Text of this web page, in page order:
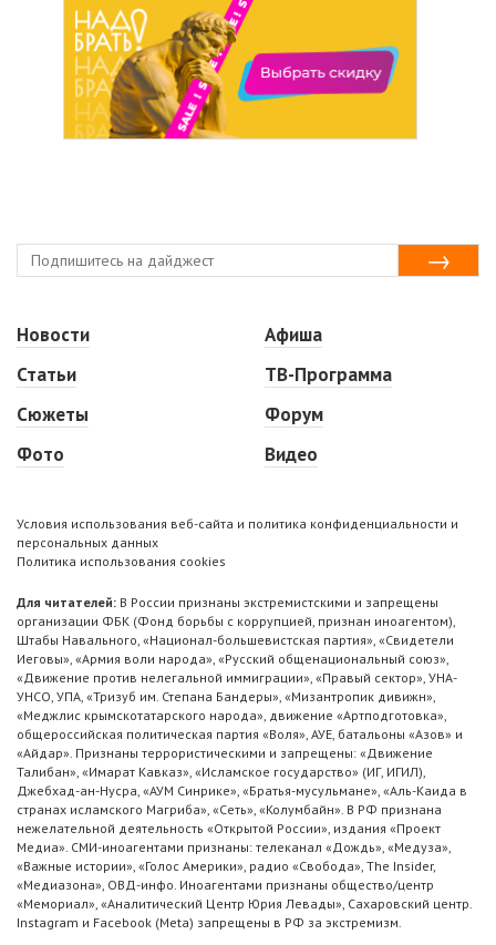
Новости
Статьи
Сюжеты
Фото
Афиша
ТВ-Программа
Форум
Видео
Условия использования веб-сайта и политика конфиденциальности и
персональных данных
Политика использования cookies
Для читателей: В России признаны экстремистскими и запрещены
организации ФБК (Фонд борьбы с коррупцией, признан иноагентом),
Штабы Навального, «Национал-большевистская партия», «Свидетели
Иеговы», «Армия воли народа», «Русский общенациональный союз»,
«Движение против нелегальной иммиграции», «Правый сектор», УНА-
УНСО, УПА, «Тризуб им. Степана Бандеры», «Мизантропик дивижн»,
«Меджлис крымскотатарского народа», движение «Артподготовка»,
общероссийская политическая партия «Воля», АУЕ, батальоны «Азов» и
«Айдар». Признаны террористическими и запрещены: «Движение
Талибан», «Имарат Кавказ», «Исламское государство» (ИГ, ИГИЛ),
Джебхад-ан-Нусра, «АУМ Синрике», «Братья-мусульмане», «Аль-Каида в
странах исламского Магриба», «Сеть», «Колумбайн». В РФ признана
нежелательной деятельность «Открытой России», издания «Проект
Медиа». СМИ-иноагентами признаны: телеканал «Дождь», «Медуза»,
«Важные истории», «Голос Америки», радио «Свобода», The Insider,
«Медиазона», ОВД-инфо. Иноагентами признаны общество/центр
«Мемориал», «Аналитический Центр Юрия Левады», Сахаровский центр.
Instagram и Facebook (Metа) запрещены в РФ за экстремизм.